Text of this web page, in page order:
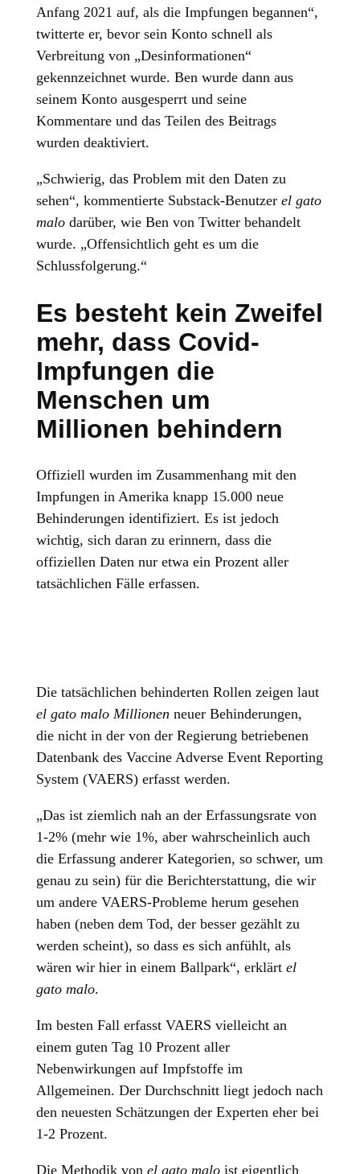
Anfang 2021 auf, als die Impfungen begannen“,
twitterte er, bevor sein Konto schnell als
Verbreitung von „Desinformationen“
gekennzeichnet wurde. Ben wurde dann aus
seinem Konto ausgesperrt und seine
Kommentare und das Teilen des Beitrags
wurden deaktiviert.
„Schwierig, das Problem mit den Daten zu
sehen“, kommentierte Substack-Benutzerel gato
malodarüber, wie Ben von Twitter behandelt
wurde. „Offensichtlich geht es um die
Schlussfolgerung.“
Es besteht kein Zweifel
mehr, dass Covid-
Impfungen die
Menschen um
Millionen behindern
Offiziell wurden im Zusammenhang mit den
Impfungen in Amerika knapp 15.000 neue
Behinderungen identifiziert. Es ist jedoch
wichtig, sich daran zu erinnern, dass die
offiziellen Daten nur etwa ein Prozent aller
tatsächlichen Fälle erfassen.
Die tatsächlichen behinderten Rollen zeigen laut
el gato maloMillionenneuer Behinderungen,
die nicht in der von der Regierung betriebenen
Datenbank des Vaccine Adverse Event Reporting
System (VAERS) erfasst werden.
„Das ist ziemlich nah an der Erfassungsrate von
1-2% (mehr wie 1%, aber wahrscheinlich auch
die Erfassung anderer Kategorien, so schwer, um
genau zu sein) für die Berichterstattung, die wir
um andere VAERS-Probleme herum gesehen
haben (neben dem Tod, der besser gezählt zu
werden scheint), so dass es sich anfühlt, als
wären wir hier in einem Ballpark“, erklärtel
gato malo.
Im besten Fall erfasst VAERS vielleicht an
einem guten Tag 10 Prozent aller
Nebenwirkungen auf Impfstoffe im
Allgemeinen. Der Durchschnitt liegt jedoch nach
den neuesten Schätzungen der Experten eher bei
1-2 Prozent.
Die Methodik vonel gato maloist eigentlich